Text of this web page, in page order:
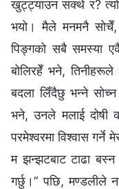
खुट्ट्याउन सक्थे र?
भयो। मैले मनमनै सोचेँ,
पिङ्गको सबै समस्या
बोलिरहेँ भने, तिनीहरूले
बदला लिँदैछु भन्‍ने
भने, उनले मलाई दोषी
परमेश्‍वरमा विश्‍वास
म झन्झटबाट टाढा
गर्छु।” पछि, मण्डलीले